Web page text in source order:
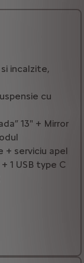
incalzite,
cu
13" + Mirror
+ serviciu apel
1 USB type C